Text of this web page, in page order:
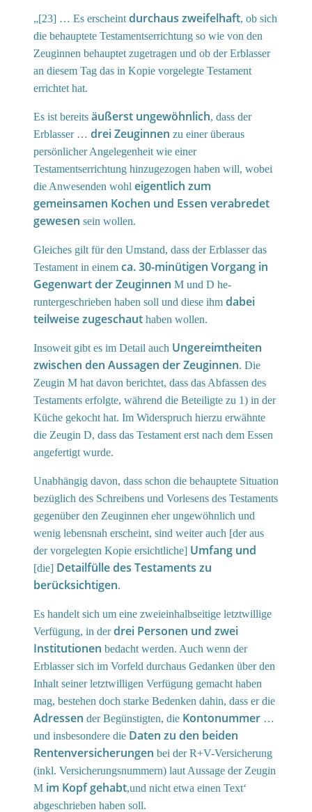
„[23] … Es erscheintdurchaus zweifelhaft, ob sich
die behauptete Testamentserrichtung so wie von den
Zeuginnen behauptet zugetragen und ob der Erblasser
an diesem Tag das in Kopie vorgelegte Testament
errichtet hat.
Es ist bereits äußerst ungewöhnlich, dass der
Erblasser … drei Zeuginnen zu einer überaus
persönlicher Angelegenheit wie einer
Testamentserrichtung hinzugezogen haben will, wobei
die Anwesenden wohl eigentlich zum
gemeinsamen Kochen und Essen verabredet
gewesen sein wollen.
Gleiches gilt für den Umstand, dass der Erblasser das
Testament in einem ca. 30-minütigen Vorgang in
Gegenwart der Zeuginnen M und D he-
runtergeschrieben haben soll und diese ihm dabei
teilweise zugeschaut haben wollen.
Insoweit gibt es im Detail auch Ungereimtheiten
zwischen den Aussagen der Zeuginnen. Die
Zeugin M hat davon berichtet, dass das Abfassen des
Testaments erfolgte, während die Beteiligte zu 1) in der
Küche gekocht hat. Im Widerspruch hierzu erwähnte
die Zeugin D, dass das Testament erst nach dem Essen
angefertigt wurde.
Unabhängig davon, dass schon die behauptete Situation
bezüglich des Schreibens und Vorlesens des Testaments
gegenüber den Zeuginnen eher ungewöhnlich und
wenig lebensnah erscheint, sind weiter auch [der aus
der vorgelegten Kopie ersichtliche] Umfang und
[die] Detailfülle des Testaments zu
berücksichtigen.
Es handelt sich um eine zweieinhalbseitige letztwillige
Verfügung, in derdrei Personen und zwei
Institutionen bedacht werden. Auch wenn der
Erblasser sich im Vorfeld durchaus Gedanken über den
Inhalt seiner letztwilligen Verfügung gemacht haben
mag, bestehen doch starke Bedenken dahin, dass er die
Adressen der Begünstigten, die Kontonummer …
und insbesondere die Daten zu den beiden
Rentenversicherungen bei der R+V-Versicherung
(inkl. Versicherungsnummern) laut Aussage der Zeugin
M im Kopf gehabt,und nicht etwa einen Text‘
abgeschrieben haben soll.